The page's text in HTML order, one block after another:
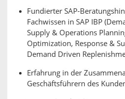
Fundierter SAP-
Fachwissen in SAP IBP
Supply & Operations
Optimization, Response &
Demand Driven
Erfahrung in der
Geschäftsführern des